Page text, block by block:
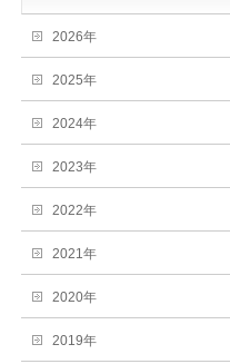
2026年
2025年
2024年
2023年
2022年
2021年
2020年
2019年